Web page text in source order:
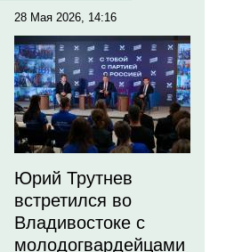
28 Мая 2026, 14:16
Юрий Трутнев
встретился во
Владивостоке с
молодогвардейцами